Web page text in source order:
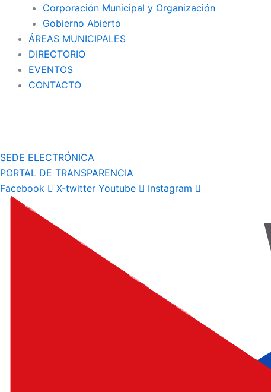
Corporación Municipal y Organización
Gobierno Abierto
ÁREAS MUNICIPALES
DIRECTORIO
EVENTOS
CONTACTO
SEDE ELECTRÓNICA
PORTAL DE TRANSPARENCIA
Facebook
X-twitter Youtube Instagram